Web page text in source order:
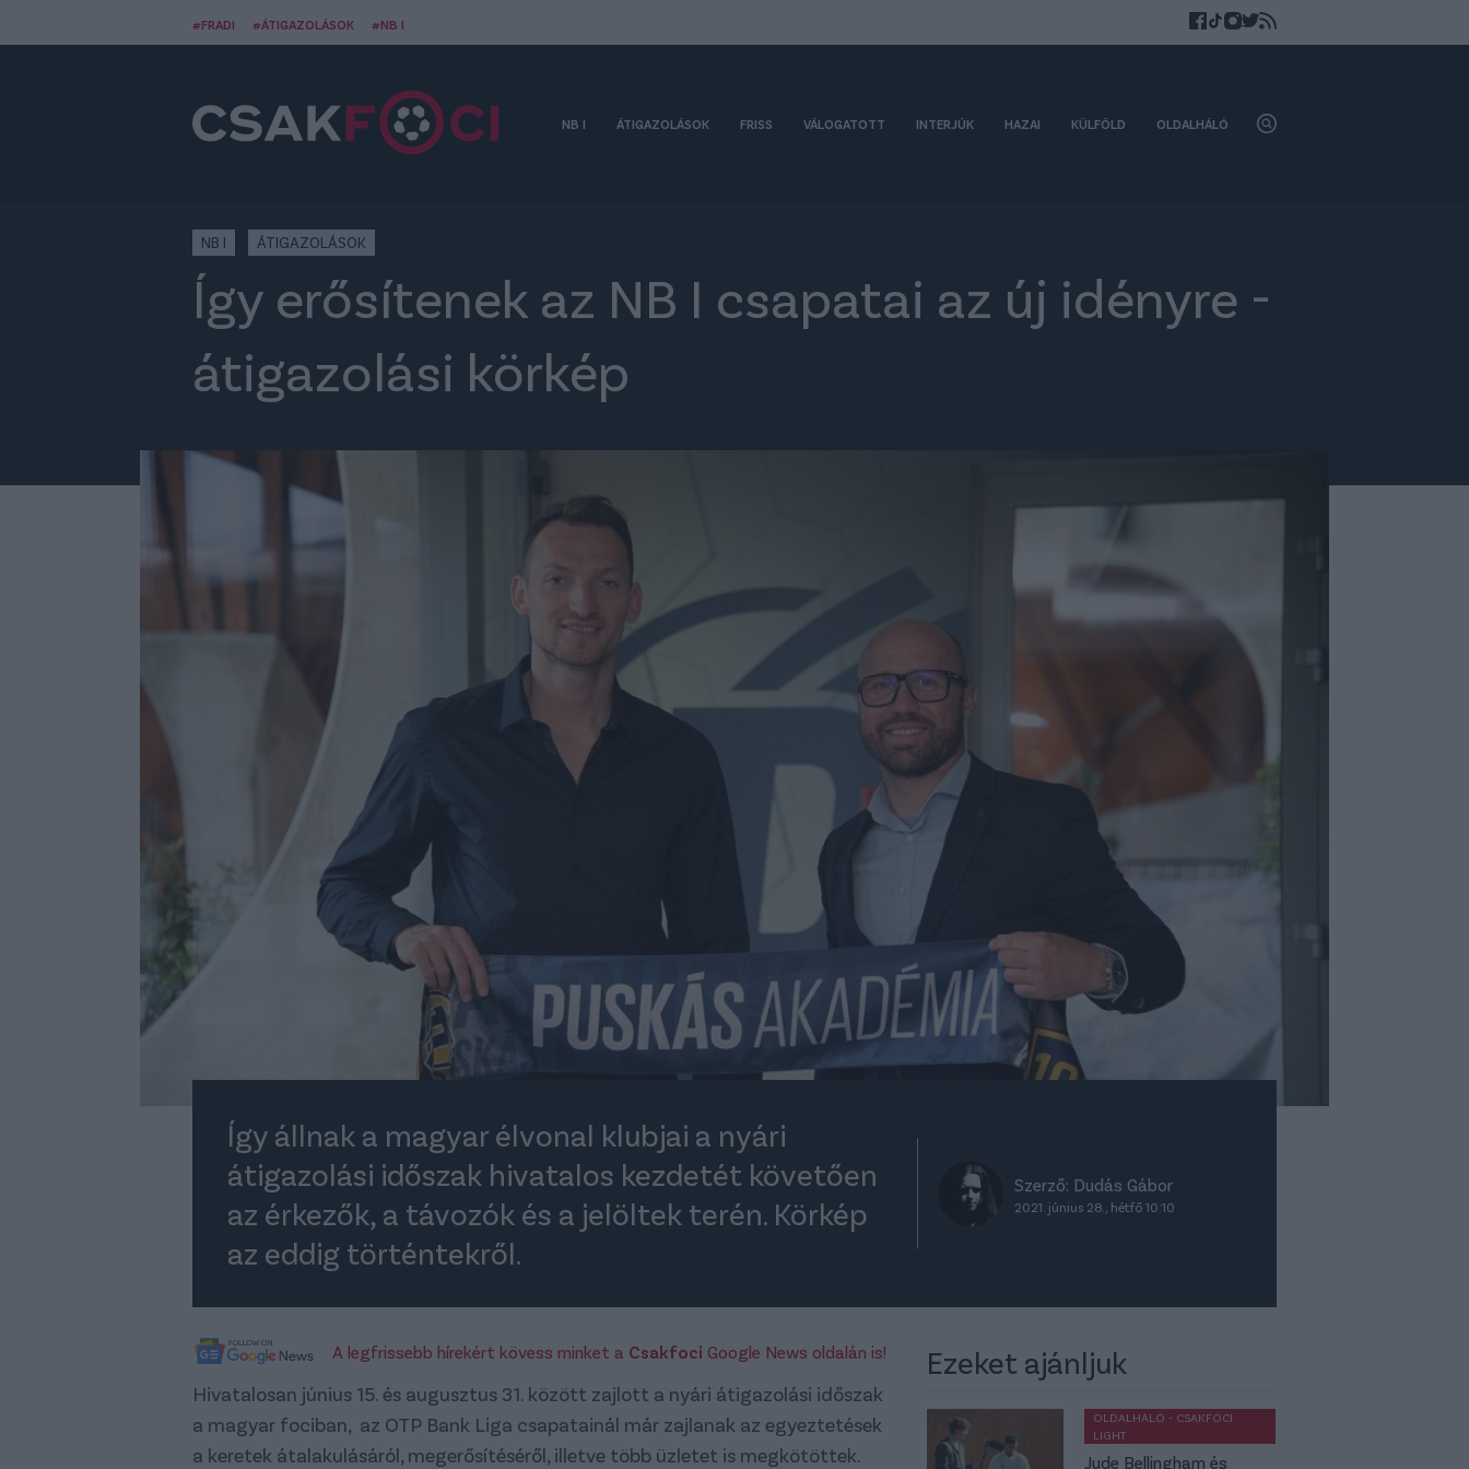
#FRADI #ÁTIGAZOLÁSOK #NB I
NB I ÁTIGAZOLÁSOK FRISS VÁLOGATOTT INTERJÚK HAZAI KÜLFÖLD OLDALHÁLÓ
NB I ÁTIGAZOLÁSOK
Így erősítenek az NB I csapatai az új idényre -
átigazolási körkép
Így állnak a magyar élvonal klubjai a nyári
átigazolási időszak hivatalos kezdetét követően
az érkezők, a távozók és a jelöltek terén. Körkép
az eddig történtekről.
Szerző: Dudás Gábor
2021. június 28., hétfő 10:10
A legfrissebb hírekért kövess minket a Csakfoci Google News oldalán is!
Hivatalosan június 15. és augusztus 31. között zajlott a nyári átigazolási időszak
a magyar fociban, az OTP Bank Liga csapatainál már zajlanak az egyeztetések
a keretek átalakulásáról, megerősítéséről, illetve több üzletet is megkötöttek.
Ezeket ajánljuk
OLDALHÁLÓ - CSAKFOCI
LIGHT
Jude Bellingham és